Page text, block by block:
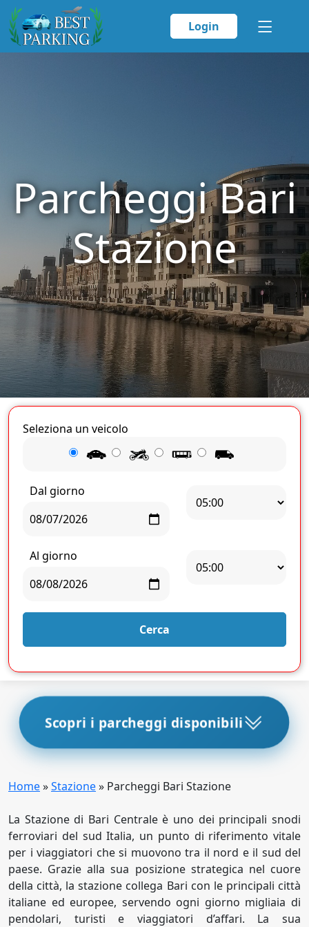
Login
Parcheggi Bari
Stazione
Seleziona un veicolo
Dal giorno
Al giorno
Cerca
Scopri i parcheggi disponibili
Home»Stazione» Parcheggi Bari Stazione
La Stazione di Bari Centrale è uno dei principali snodi
ferroviari del sud Italia, un punto di riferimento vitale
per i viaggiatori che si muovono tra il nord e il sud del
paese. Grazie alla sua posizione strategica nel cuore
della città, la stazione collega Bari con le principali città
italiane ed europee, servendo ogni giorno migliaia di
pendolari, turisti e viaggiatori d’affari. La sua